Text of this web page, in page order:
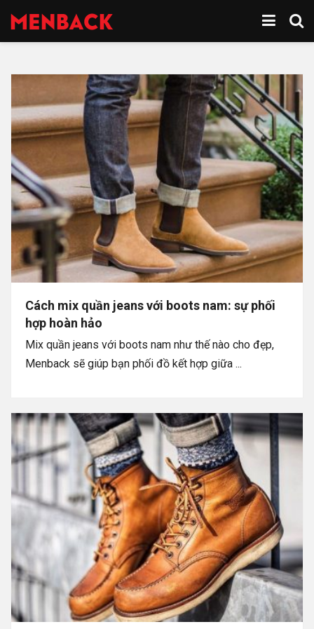
Cách mix quần jeans với boots nam: sự phối
hợp hoàn hảo
Mix quần jeans với boots nam như thế nào cho đẹp,
Menback sẽ giúp bạn phối đồ kết hợp giữa ...